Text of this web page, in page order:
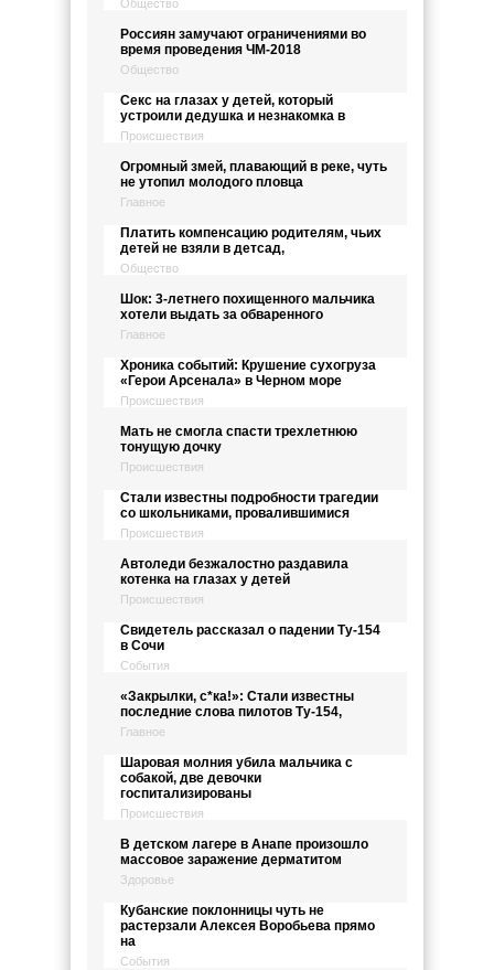
Общество
Россиян замучают ограничениями во
время проведения ЧМ-2018
Общество
Секс на глазах у детей, который
устроили дедушка и незнакомка в
Происшествия
Огромный змей, плавающий в реке, чуть
не утопил молодого пловца
Главное
Платить компенсацию родителям, чьих
детей не взяли в детсад,
Общество
Шок: 3-летнего похищенного мальчика
хотели выдать за обваренного
Главное
Хроника событий: Крушение сухогруза
«Герои Арсенала» в Черном море
Происшествия
Мать не смогла спасти трехлетнюю
тонущую дочку
Происшествия
Стали известны подробности трагедии
со школьниками, провалившимися
Происшествия
Автоледи безжалостно раздавила
котенка на глазах у детей
Происшествия
Свидетель рассказал о падении Ту-154
в Сочи
События
«Закрылки, с*ка!»: Стали известны
последние слова пилотов Ту-154,
Главное
Шаровая молния убила мальчика с
собакой, две девочки
госпитализированы
Происшествия
В детском лагере в Анапе произошло
массовое заражение дерматитом
Здоровье
Кубанские поклонницы чуть не
растерзали Алексея Воробьева прямо
на
События